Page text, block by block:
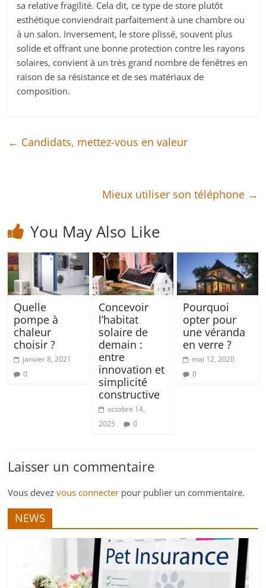
sa relative fragilité. Cela dit, ce type de store plutôt
esthétique conviendrait parfaitement à une chambre ou
à un salon. Inversement, le store plissé, souvent plus
solide et offrant une bonne protection contre les rayons
solaires, convient à un très grand nombre de fenêtres en
raison de sa résistance et de ses matériaux de
composition.
← Candidats, mettez-vous en valeur
Mieux utiliser son téléphone →
You May Also Like
Quelle
pompe à
chaleur
choisir ?
janvier 8, 2021
0
Concevoir
l’habitat
solaire de
demain :
entre
innovation et
simplicité
constructive
octobre 14,
2025
0
Pourquoi
opter pour
une véranda
en verre ?
mai 12, 2020
0
Laisser un commentaire
Vous devezvous connecter pour publier un commentaire.
NEWS